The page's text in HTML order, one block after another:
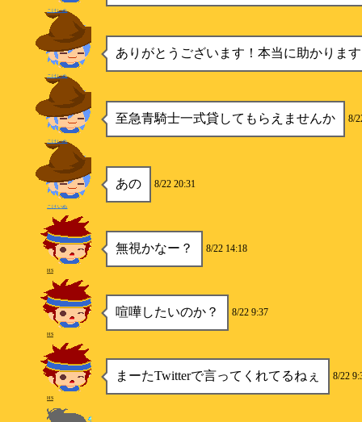
こけいぬ
ありがとうございます！本当に助かりま
こけいぬ
至急青騎士一式貸してもらえませんか 8/
こけいぬ
あの 8/22 20:31
こけいぬ
無視かなー？ 8/22 14:18
HS
喧嘩したいのか？ 8/22 9:37
HS
まーたTwitterで言ってくれてるねぇ 8/22
HS